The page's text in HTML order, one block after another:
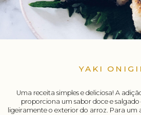
YAKI
Uma receita simples e deliciosa! A
proporciona um sabor doce e
ligeiramente o exterior do arroz. Para um